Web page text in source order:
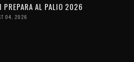
PREPARA AL PALIO 2026
04, 2026